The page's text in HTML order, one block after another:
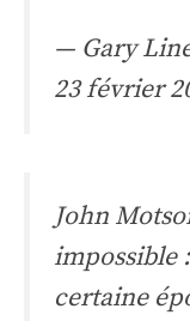
— Gary
23 février
John
impossible
certaine